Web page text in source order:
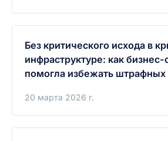
Без критического исхода в
инфраструктуре: как
помогла избежать штрафных
20 марта 2026 г.